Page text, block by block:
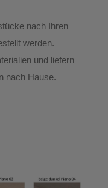
nach Ihren
werden.
und liefern
nach Hause.